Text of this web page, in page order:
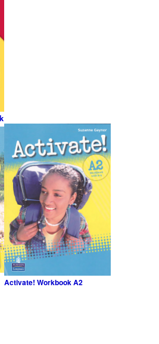
Activate! Workbook A2